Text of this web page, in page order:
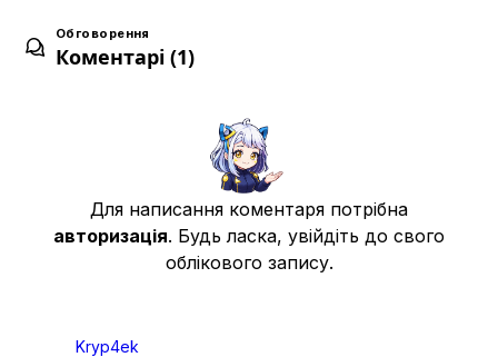
Фольквангр: Пекло
19 груд. 2024
Обговорення
Коментарі (1)
Для написання коментаря потрібна
авторизація. Будь ласка, увійдіть до свого
облікового запису.
Kryp4ek